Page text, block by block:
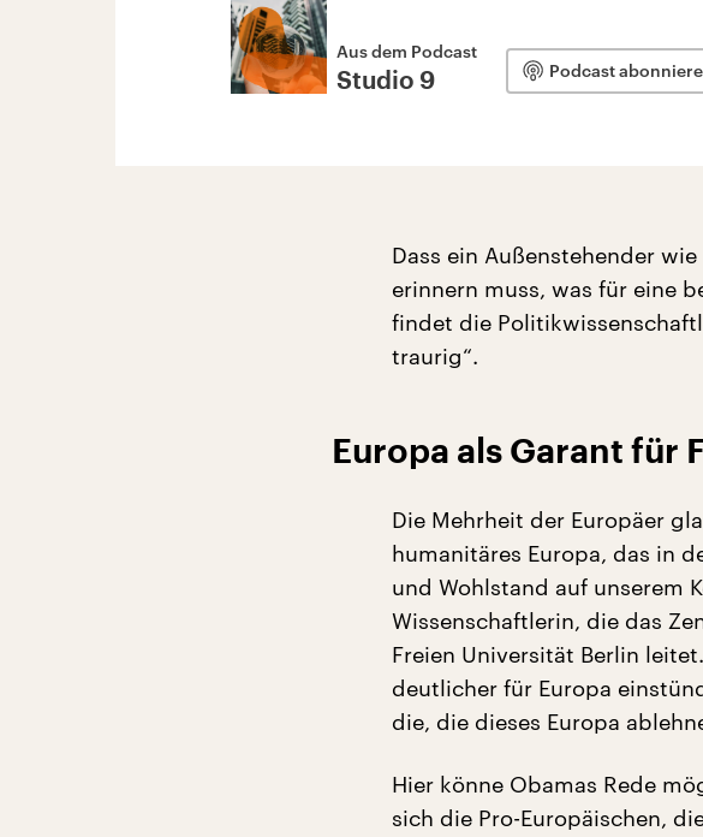
Aus dem Podcast
Studio 9 Podcast
Dass ein Außenstehender
erinnern muss, was für eine
findet die
traurig“.
Europa als Garant für
Die Mehrheit der Europäer
humanitäres Europa, das in
und Wohlstand auf unserem
Wissenschaftlerin, die das
Freien Universität Berlin
deutlicher für Europa
die, die dieses Europa
Hier könne Obamas Rede
sich die Pro-Europäischen,